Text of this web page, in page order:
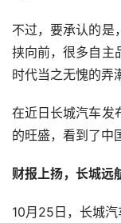
不过，要承认的是
挟向前，很多自主
时代当之无愧的弄
在近日长城汽车发
的旺盛，看到了中
财报上扬，长城远
10月25日，长城汽